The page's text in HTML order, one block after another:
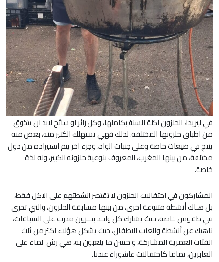
في ليريدا، الحلزون اكلة السنة بكاملها، وكل زائر او سائح لابد ان يتذوق
من اطباق حلزونها المختلفة، لذلك فهي تستهلك الكثير منه، بعض منه
ينتج في ضيعات خاصة وعلى جنبات الواد، وجزء اخر يتم استيراده من دول
مختلفة، من بينها المغرب، المعروف بنوعية حلزونه الكبير، وله لذة
خاصة.
المشاركون في احتفالات الحلزون لا تقتصر انشطتهم على الاكل فقط،
بل هناك أنشطة متنوعة اخرى، من بينها مسابقة الحلزون، والتي تجرى
في طقوس خاصة، حيث يشارك كل واحد بحلزون مدرب على السباقات،
ناهيك عن أنشطة والعاب الاطفال، حيث يشكل هؤلاء اكثر من ثلث
الفئات العمرية المشاركة، واحسن ما يلعبون به، هي رش الماء على
العابرين، تماما كاحتفالات عاشوراء عندنا.